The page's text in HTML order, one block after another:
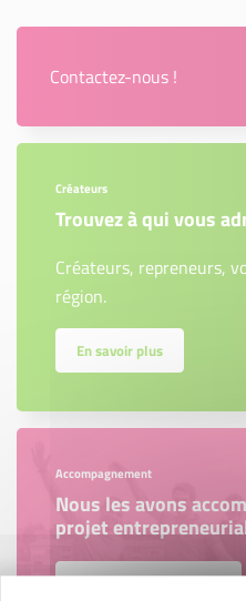
Contactez-nous !
Créateurs
Trouvez à qui vous
Créateurs, repreneurs,
région.
En savoir plus
Accompagnement
Nous les avons
projet
Découvrez qui ils sont !